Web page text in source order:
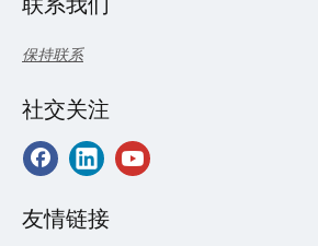
保持联系
社交关注
友情链接